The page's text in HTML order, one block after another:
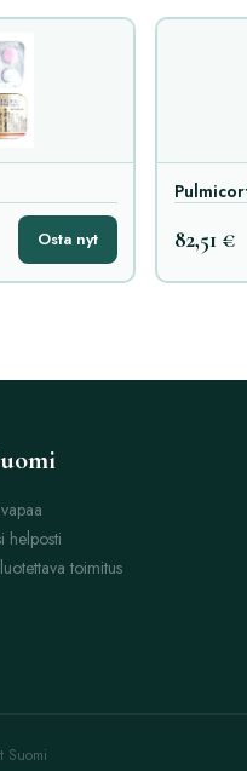
Osta nyt 82,51 €
helposti
toimitus
Suomi